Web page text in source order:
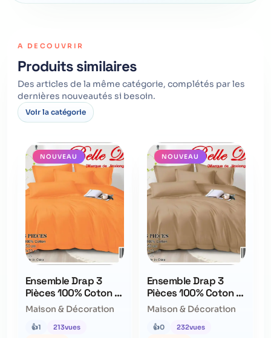
A DECOUVRIR
Produits similaires
Des articles de la même catégorie, complétés par les
dernières nouveautés si besoin.
Voir la catégorie
NOUVEAU
Ensemble Drap 3
Pièces 100% Coton –
Qualité Supérieure –
Ne Déteint Pas
Maison & Décoration
👍1 213vues
NOUVEAU
Ensemble Drap 3
Pièces 100% Coton –
Qualité Supérieure –
Ne Déteint Pas
Maison & Décoration
👍0 232vues